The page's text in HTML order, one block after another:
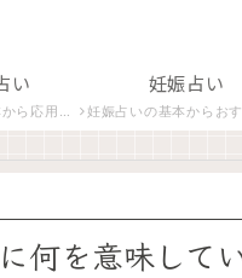
い
いで運命を占いたい方はこちら。
妊娠占い
妊娠占いの基本からおすすめの妊娠占い師、妊娠時期を占う方法までを紹介。妊娠占いで未来の子供を
何を意味して